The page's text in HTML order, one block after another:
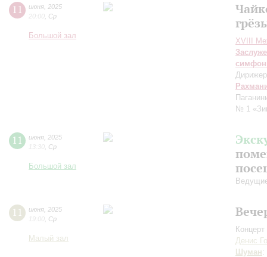
11 июня 2025
20:00 Ср
Большой зал
XVIII
№ 1
11 июня 2025
13:30 Ср
Большой зал
11 июня 2025
19:00 Ср
Малый зал
Денис
Шуман: